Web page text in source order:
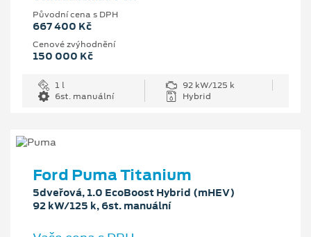
Původní cena s DPH
667 400 Kč
Cenové zvýhodnění
150 000 Kč
1 l
92 kW/125 k
6st. manuální
Hybrid
Ford Puma Titanium
5dveřová, 1.0 EcoBoost Hybrid (mHEV)
92 kW/125 k, 6st. manuální